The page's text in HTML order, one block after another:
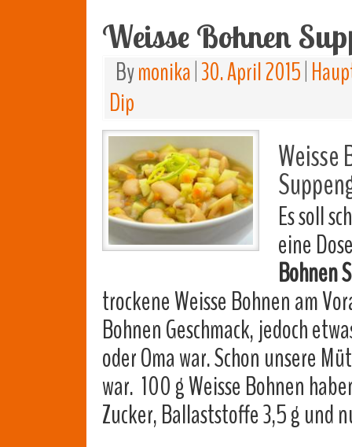
Weisse Bohnen
Bymonika 30. April 2015
Dip
Weisse
Es soll
eine
Bohnen
trockene Weisse Bohnen am
Bohnen Geschmack, jedoch
oder Oma war. Schon unsere
war. 100 g Weisse Bohnen
Zucker, Ballaststoffe 3,5 g und